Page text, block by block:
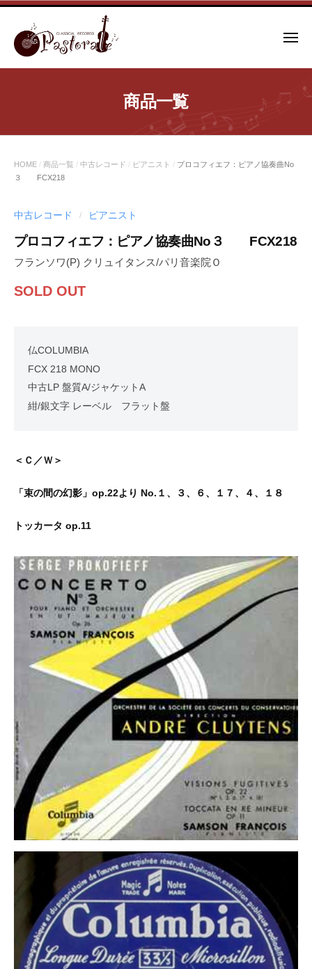
コ
メ
ー
商品一覧
HOME / 商品一覧 / 中古レコード / ピアニスト / プロコフィエフ：ピアノ協奏曲No
３ FCX218
中古レコード / ピアニスト
プロコフィエフ：ピアノ協奏曲No３ FCX218
フランソワ(P) クリュイタンス/パリ音楽院Ｏ
SOLD OUT
仏COLUMBIA
FCX 218 MONO
中古LP 盤質A/ジャケットA
紺/銀文字 レーベル フラット盤
＜Ｃ／Ｗ＞
「束の間の幻影」op.22より No.１、３、６、１７、４、１８
トッカータ op.11